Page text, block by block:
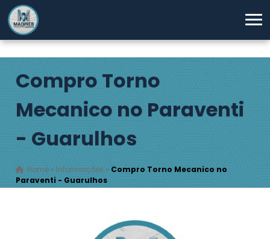
Compro Torno
Mecanico no Paraventi
- Guarulhos
Home » Informações » Compro Torno Mecanico no
Paraventi - Guarulhos